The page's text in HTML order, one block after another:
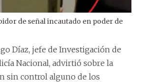
de señal incautado en poder de
Díaz, jefe de Investigación de
Nacional, advirtió sobre la
sin control alguno de los